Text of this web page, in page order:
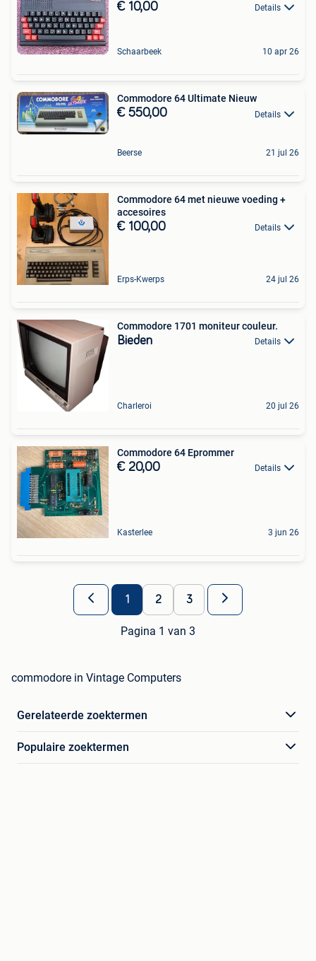
€ 10,00 Details
Schaarbeek 10 apr 26
Commodore 64 Ultimate Nieuw
€ 550,00 Details
Beerse 21 jul 26
Commodore 64 met nieuwe voeding +
accesoires
€ 100,00 Details
Erps-Kwerps 24 jul 26
Commodore 1701 moniteur couleur.
Bieden Details
Charleroi 20 jul 26
Commodore 64 Eprommer
€ 20,00 Details
Kasterlee 3 jun 26
1 2 3
Pagina 1 van 3
commodore in Vintage Computers
Gerelateerde zoektermen
Populaire zoektermen